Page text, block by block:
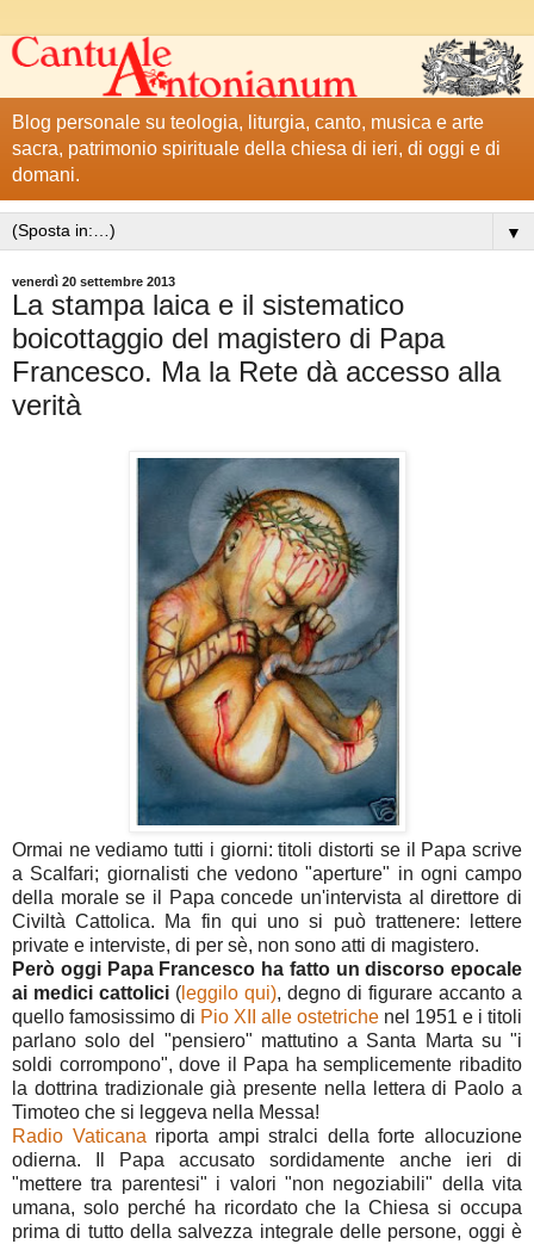
Blog personale su teologia, liturgia, canto, musica e arte
sacra, patrimonio spirituale della chiesa di ieri, di oggi e di
domani.
▼
venerdì 20 settembre 2013
La stampa laica e il sistematico
boicottaggio del magistero di Papa
Francesco. Ma la Rete dà accesso alla
verità
Ormai ne vediamo tutti i giorni: titoli distorti se il Papa scrive
a Scalfari; giornalisti che vedono "aperture" in ogni campo
della morale se il Papa concede un'intervista al direttore di
Civiltà Cattolica. Ma fin qui uno si può trattenere: lettere
private e interviste, di per sè, non sono atti di magistero.
Però oggi Papa Francesco ha fatto un discorso epocale
ai medici cattolici ( leggilo qui), degno di figurare accanto a
quello famosissimo di Pio XII alle ostetriche nel 1951 e i titoli
parlano solo del "pensiero" mattutino a Santa Marta su "i
soldi corrompono", dove il Papa ha semplicemente ribadito
la dottrina tradizionale già presente nella lettera di Paolo a
Timoteo che si leggeva nella Messa!
Radio Vaticana riporta ampi stralci della forte allocuzione
odierna. Il Papa accusato sordidamente anche ieri di
"mettere tra parentesi" i valori "non negoziabili" della vita
umana, solo perché ha ricordato che la Chiesa si occupa
prima di tutto della salvezza integrale delle persone, oggi è